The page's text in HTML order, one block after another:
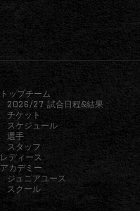
トップチーム
2026/27 試合日程&結果
チケット
スケジュール
選手
スタッフ
レディース
アカデミー
ジュニアユース
スクール